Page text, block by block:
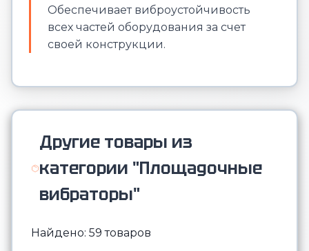
Обеспечивает виброустойчивость
всех частей оборудования за счет
своей конструкции.
Другие товары из
категории "Площадочные
вибраторы"
Найдено: 59 товаров